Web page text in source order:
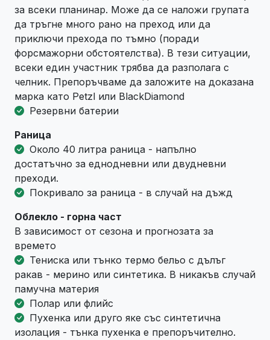
за всеки планинар. Може да се наложи групата
да тръгне много рано на преход или да
приключи прехода по тъмно (поради
форсмажорни обстоятелства). В тези ситуации,
всеки един участник трябва да разполага с
челник. Препоръчваме да заложите на доказана
марка като Petzl или BlackDiamond
Резервни батерии
Раница
Около 40 литра раница - напълно
достатъчно за еднодневни или двудневни
преходи.
Покривало за раница - в случай на дъжд
Облекло - горна част
В зависимост от сезона и прогнозата за
времето
Тениска или тънко термо бельо с дълъг
ракав - мерино или синтетика. В никакъв случай
памучна материя
Полар или флийс
Пухенка или друго яке със синтетична
изолация - тънка пухенка е препоръчително.